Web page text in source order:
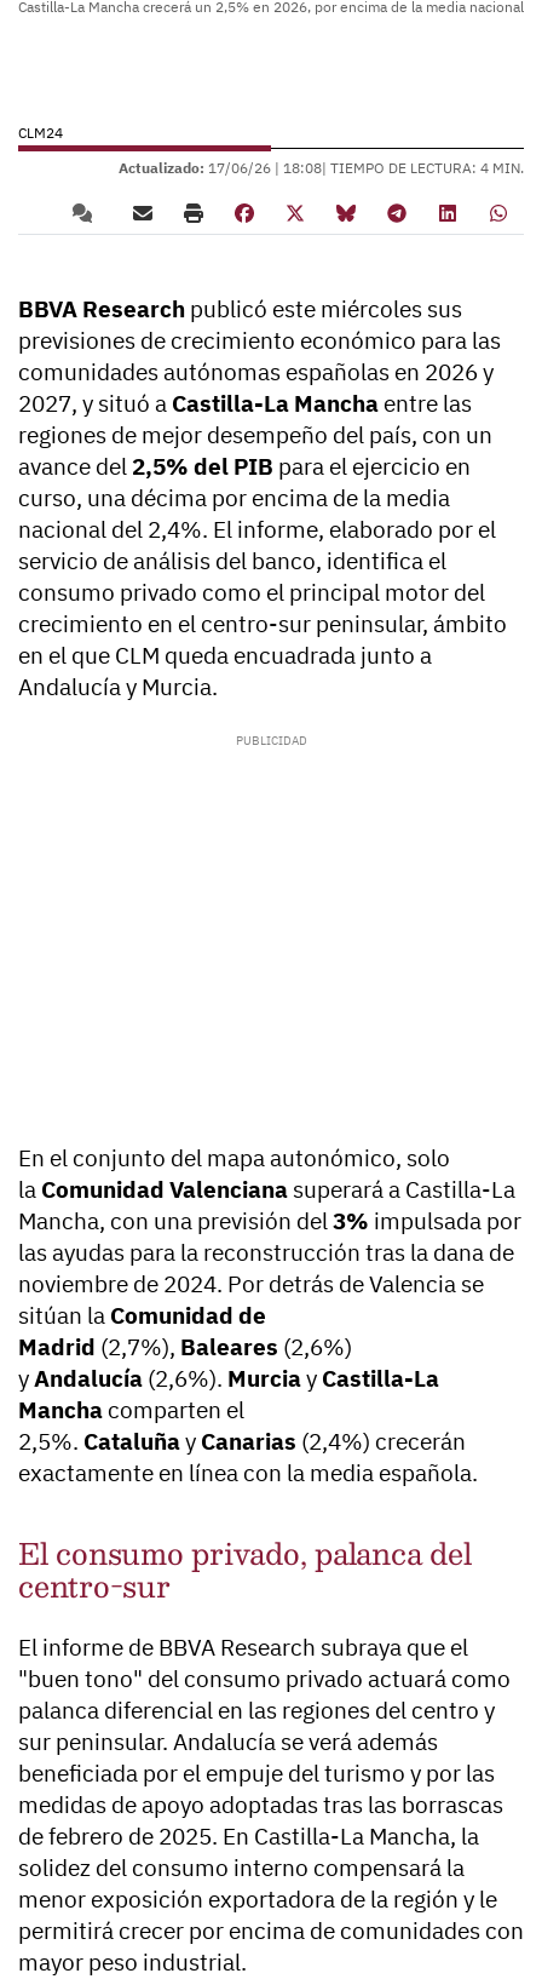
Castilla-La Mancha crecerá un 2,5% en 2026, por encima de la media nacional
CLM24
Actualizado: 17/06/26 | 18:08| TIEMPO DE LECTURA: 4 MIN.
BBVA Research publicó este miércoles sus
previsiones de crecimiento económico para las
comunidades autónomas españolas en 2026 y
2027, y situó a Castilla-La Mancha entre las
regiones de mejor desempeño del país, con un
avance del 2,5% del PIB para el ejercicio en
curso, una décima por encima de la media
nacional del 2,4%. El informe, elaborado por el
servicio de análisis del banco, identifica el
consumo privado como el principal motor del
crecimiento en el centro-sur peninsular, ámbito
en el que CLM queda encuadrada junto a
Andalucía y Murcia.
En el conjunto del mapa autonómico, solo
la Comunidad Valenciana superará a Castilla-La
Mancha, con una previsión del3% impulsada por
las ayudas para la reconstrucción tras la dana de
noviembre de 2024. Por detrás de Valencia se
sitúan la Comunidad de
Madrid (2,7%), Baleares (2,6%)
yAndalucía (2,6%). Murciay Castilla-La
Mancha comparten el
2,5%. Cataluñay Canarias (2,4%) crecerán
exactamente en línea con la media española.
El consumo privado, palanca del
centro-sur
El informe de BBVA Research subraya que el
"buen tono" del consumo privado actuará como
palanca diferencial en las regiones del centro y
sur peninsular. Andalucía se verá además
beneficiada por el empuje del turismo y por las
medidas de apoyo adoptadas tras las borrascas
de febrero de 2025. En Castilla-La Mancha, la
solidez del consumo interno compensará la
menor exposición exportadora de la región y le
permitirá crecer por encima de comunidades con
mayor peso industrial.